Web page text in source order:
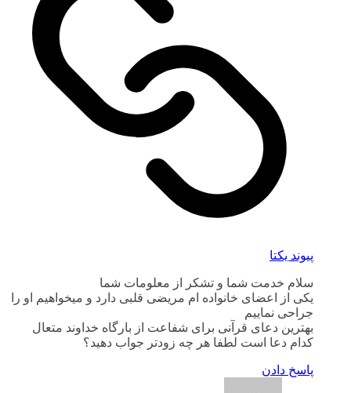
پیوند یکتا
سلام خدمت شما و تشکر از معلومات شما
یکی از اعضای خانواده ام مریضی قلبی دارد و میخواهیم او را
جراحی نماییم
بهترین دعای قرآنی برای شفاعت از بارگاه خداوند متعال
کدام دعا است لطفا هر چه زودتر جواب دهید؟
پاسخ دادن